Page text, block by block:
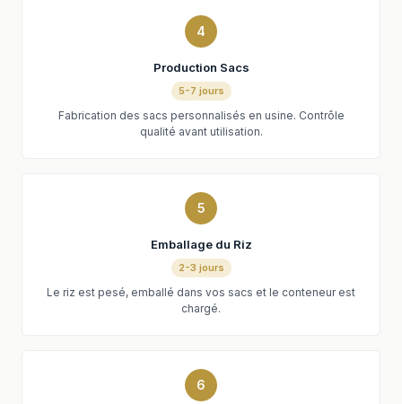
4
Production Sacs
5-7 jours
Fabrication des sacs personnalisés en usine. Contrôle
qualité avant utilisation.
5
Emballage du Riz
2-3 jours
Le riz est pesé, emballé dans vos sacs et le conteneur est
chargé.
6